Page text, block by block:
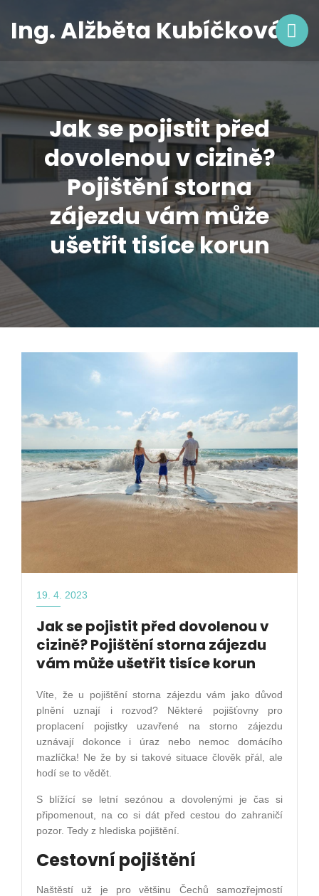
Ing. Alžběta Kubíčková
Jak se pojistit před
dovolenou v cizině?
Pojištění storna
zájezdu vám může
ušetřit tisíce korun
19. 4. 2023
Jak se pojistit před dovolenou v
cizině? Pojištění storna zájezdu
vám může ušetřit tisíce korun
Víte, že u pojištění storna zájezdu vám jako důvod
plnění uznají i rozvod? Některé pojišťovny pro
proplacení pojistky uzavřené na storno zájezdu
uznávají dokonce i úraz nebo nemoc domácího
mazlíčka! Ne že by si takové situace člověk přál, ale
hodí se to vědět.
S blížící se letní sezónou a dovolenými je čas si
připomenout, na co si dát před cestou do zahraničí
pozor. Tedy z hlediska pojištění.
Cestovní pojištění
Naštěstí už je pro většinu Čechů samozřejmostí